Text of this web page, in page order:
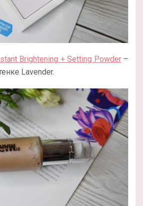
Brightening + Setting Powder–
Lavender.